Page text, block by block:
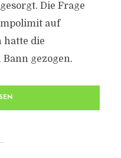
Die Frage
auf
hatte die
gezogen.